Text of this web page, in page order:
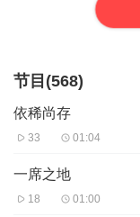
节目(568)
依稀尚存
33 01:04
一席之地
18 01:00